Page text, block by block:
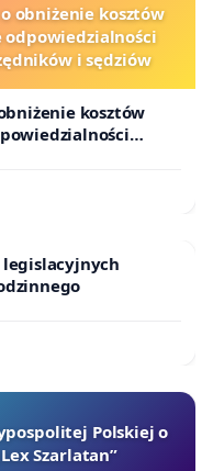
obniżenie kosztów
odpowiedzialności
i sędziów
kosztów
i sędziów
Polskiej o
Szarlatan”